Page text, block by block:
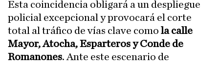
Esta coincidencia obligará a un despliegue
policial excepcional y provocará el corte
total al tráfico de vías clave como la calle
Mayor, Atocha, Esparteros y Conde de
Romanones. Ante este escenario de